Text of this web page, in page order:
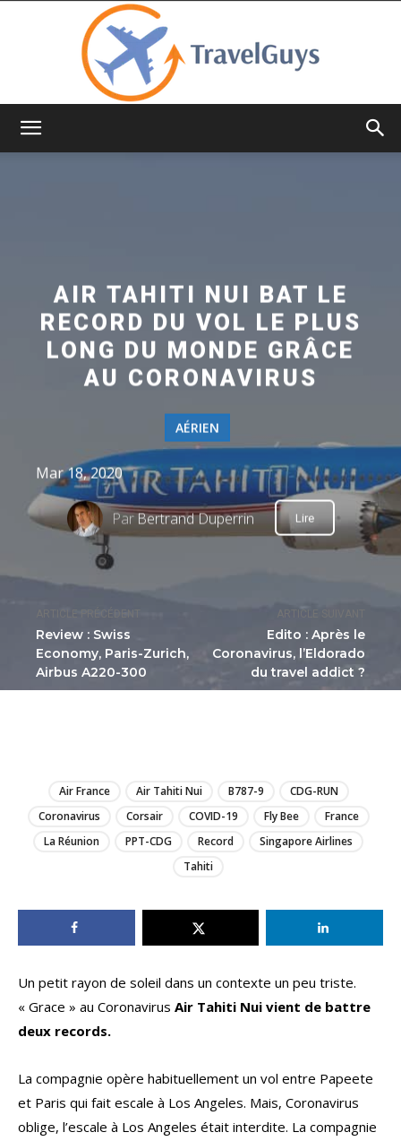
Review : Swiss
Economy, Paris-Zurich,
Airbus A220-300
ARTICLE SUIVANT
Edito : Après le
Coronavirus, l’Eldorado
du travel addict ?
AIR TAHITI NUI BAT LE
RECORD DU VOL LE PLUS
LONG DU MONDE GRÂCE
AU CORONAVIRUS
AÉRIEN
Mar 18, 2020
ParBertrand Duperrin Lire
Air France Air Tahiti Nui B787-9
CDG-RUN
Coronavirus
Corsair COVID-19 Fly Bee
France
La Réunion
PPT-CDG Record
Singapore Airlines
Tahiti
Un petit rayon de soleil dans un contexte un peu triste.
« Grace » au Coronavirus Air Tahiti Nui vient de battre
deux records.
La compagnie opère habituellement un vol entre Papeete
et Paris qui fait escale à Los Angeles. Mais, Coronavirus
oblige, l’escale à Los Angeles était interdite. La compagnie